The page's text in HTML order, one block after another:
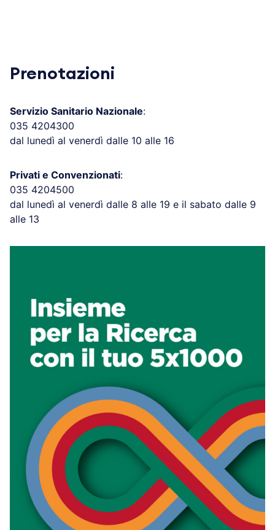
Prenotazioni
Servizio Sanitario Nazionale:
035 4204300
dal lunedì al venerdì dalle 10 alle 16
Privati e Convenzionati:
035 4204500
dal lunedì al venerdì dalle 8 alle 19 e il sabato dalle 9
alle 13